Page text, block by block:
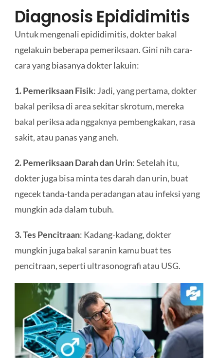
Diagnosis Epididimitis
Untuk mengenali epididimitis, dokter bakal
ngelakuin beberapa pemeriksaan. Gini nih cara-
cara yang biasanya dokter lakuin:
1. Pemeriksaan Fisik: Jadi, yang pertama, dokter
bakal periksa di area sekitar skrotum, mereka
bakal periksa ada nggaknya pembengkakan, rasa
sakit, atau panas yang aneh.
2. Pemeriksaan Darah dan Urin: Setelah itu,
dokter juga bisa minta tes darah dan urin, buat
ngecek tanda-tanda peradangan atau infeksi yang
mungkin ada dalam tubuh.
3. Tes Pencitraan: Kadang-kadang, dokter
mungkin juga bakal saranin kamu buat tes
pencitraan, seperti ultrasonografi atau USG.